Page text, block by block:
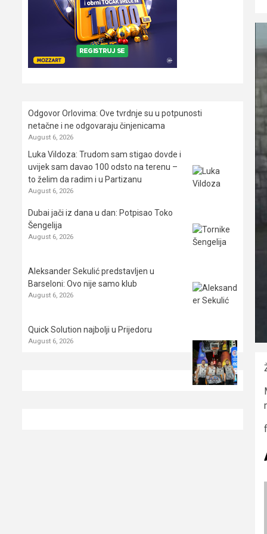
Odgovor Orlovima: ​Ove tvrdnje su u potpunosti
netačne i ne odgovaraju činjenicama
August 6, 2026
Luka Vildoza: Trudom sam stigao dovde i
uvijek sam davao 100 odsto na terenu –
to želim da radim i u Partizanu
August 6, 2026
Dubai jači iz dana u dan: Potpisao Toko
Šengelija
August 6, 2026
Aleksander Sekulić predstavljen u
Barseloni: Ovo nije samo klub
August 6, 2026
Quick Solution najbolji u Prijedoru
August 6, 2026